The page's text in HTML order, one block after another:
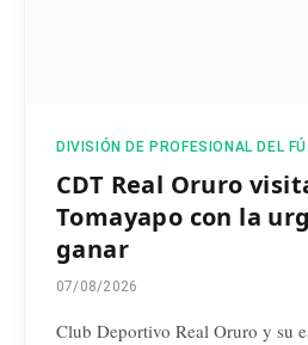
DIVISIÓN DE PROFESIONAL DEL
CDT Real Oruro
Tomayapo con la
ganar
07/08/2026
Club Deportivo Real Oruro y su